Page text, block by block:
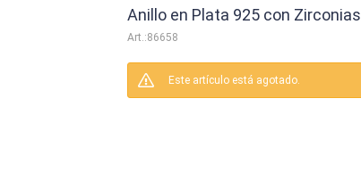
Anillo en Plata 925 con Zirconias
86658
Este artículo está agotado.